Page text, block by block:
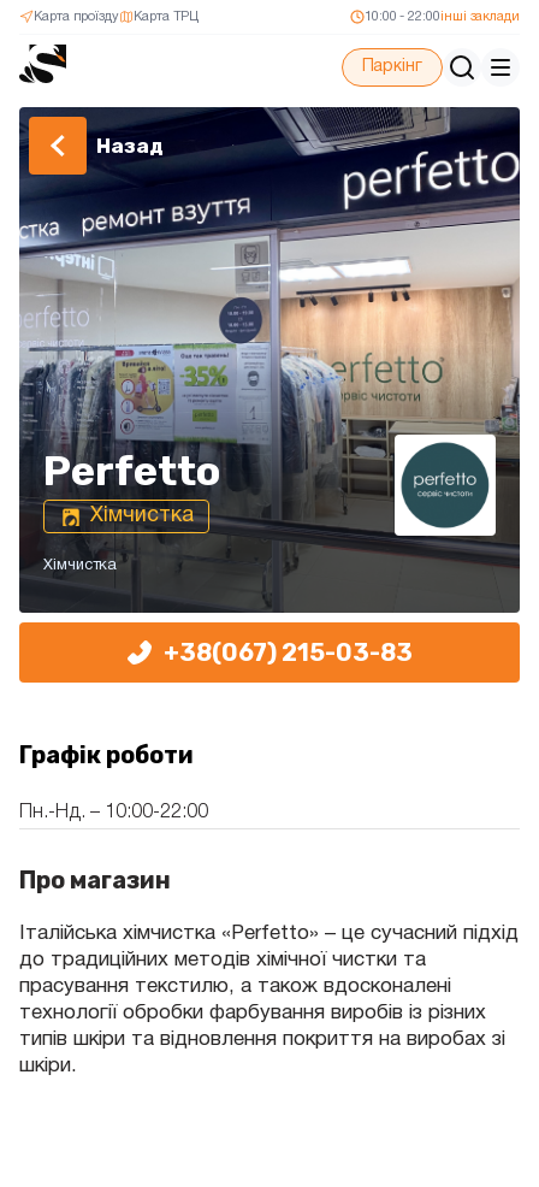
Карта ТРЦ
Карта проїзду 10:00 - 22:00 інші заклади
Паркінг
Назад
Perfetto
Хімчистка
Хімчистка
+38(067) 215-03-83
Графік роботи
Пн.-Нд. – 10:00-22:00
Про магазин
Італійська хімчистка «Perfetto» – це сучасний підхід
до традиційних методів хімічної чистки та
прасування текстилю, а також вдосконалені
технології обробки фарбування виробів із різних
типів шкіри та відновлення покриття на виробах зі
шкіри.